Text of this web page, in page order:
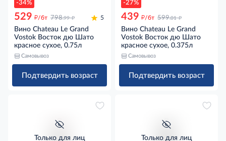
-34%
529 д/бт 798.99 д 5
Вино Chateau Le Grand
Vostok Восток дю Шато
красное сухое, 0.75л
Самовывоз
Подтвердить возраст
-27%
439 д/бт 599.01 д
Вино Chateau Le Grand
Vostok Восток дю Шато
красное сухое, 0.375л
Самовывоз
Подтвердить возраст
Только для лиц
Только для лиц